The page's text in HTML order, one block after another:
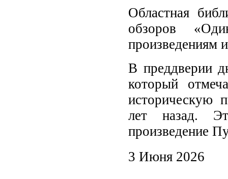
Областная
обзоров
произведениям
В преддверии
который
историческую
лет назад.
произведение
3 Июня 2026